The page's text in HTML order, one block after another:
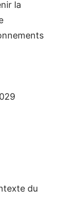
la
du